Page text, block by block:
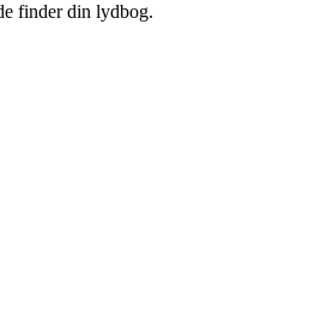
finder din lydbog.